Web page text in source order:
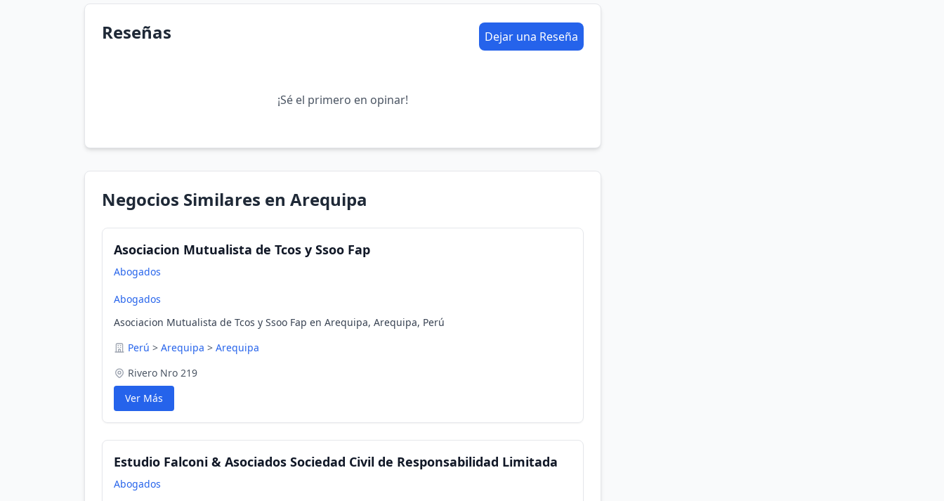
Reseñas Dejar una Reseña
¡Sé el primero en opinar!
Negocios Similares en Arequipa
Asociacion Mutualista de Tcos y Ssoo Fap
Abogados
Abogados
Asociacion Mutualista de Tcos y Ssoo Fap en Arequipa, Arequipa, Perú
Perú > Arequipa > Arequipa
Rivero Nro 219
Ver Más
Estudio Falconi & Asociados Sociedad Civil de Responsabilidad Limitada
Abogados